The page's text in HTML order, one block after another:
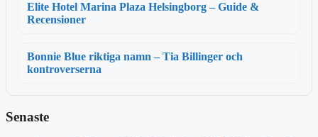
Elite Hotel Marina Plaza Helsingborg – Guide &
Recensioner
Bonnie Blue riktiga namn – Tia Billinger och
kontroverserna
Senaste